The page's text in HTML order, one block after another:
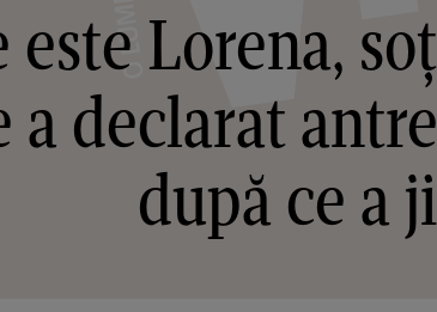
este Lorena,
a declarat
după ce a